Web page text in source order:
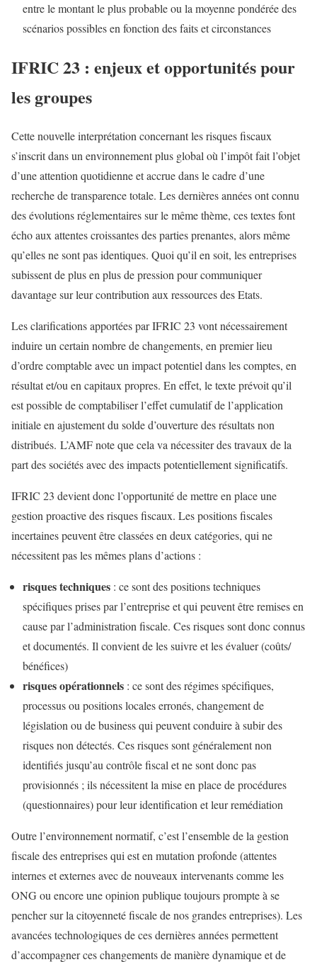
entre le montant le plus probable ou la moyenne pondérée des
scénarios possibles en fonction des faits et circonstances
IFRIC 23 : enjeux et opportunités pour
les groupes
Cette nouvelle interprétation concernant les risques fiscaux
s’inscrit dans un environnement plus global où l’impôt fait l’objet
d’une attention quotidienne et accrue dans le cadre d’une
recherche de transparence totale. Les dernières années ont connu
des évolutions réglementaires sur le même thème, ces textes font
écho aux attentes croissantes des parties prenantes, alors même
qu’elles ne sont pas identiques. Quoi qu’il en soit, les entreprises
subissent de plus en plus de pression pour communiquer
davantage sur leur contribution aux ressources des Etats.
Les clarifications apportées par IFRIC 23 vont nécessairement
induire un certain nombre de changements, en premier lieu
d’ordre comptable avec un impact potentiel dans les comptes, en
résultat et/ou en capitaux propres. En effet, le texte prévoit qu’il
est possible de comptabiliser l’effet cumulatif de l’application
initiale en ajustement du solde d’ouverture des résultats non
distribués. L’AMF note que cela va nécessiter des travaux de la
part des sociétés avec des impacts potentiellement significatifs.
IFRIC 23 devient donc l’opportunité de mettre en place une
gestion proactive des risques fiscaux. Les positions fiscales
incertaines peuvent être classées en deux catégories, qui ne
nécessitent pas les mêmes plans d’actions :
risques techniques : ce sont des positions techniques
spécifiques prises par l’entreprise et qui peuvent être remises en
cause par l’administration fiscale. Ces risques sont donc connus
et documentés. Il convient de les suivre et les évaluer (coûts/
bénéfices)
risques opérationnels : ce sont des régimes spécifiques,
processus ou positions locales erronés, changement de
législation ou de business qui peuvent conduire à subir des
risques non détectés. Ces risques sont généralement non
identifiés jusqu’au contrôle fiscal et ne sont donc pas
provisionnés ; ils nécessitent la mise en place de procédures
(questionnaires) pour leur identification et leur remédiation
Outre l’environnement normatif, c’est l’ensemble de la gestion
fiscale des entreprises qui est en mutation profonde (attentes
internes et externes avec de nouveaux intervenants comme les
ONG ou encore une opinion publique toujours prompte à se
pencher sur la citoyenneté fiscale de nos grandes entreprises). Les
avancées technologiques de ces dernières années permettent
d’accompagner ces changements de manière dynamique et de